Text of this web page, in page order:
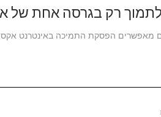
רק בגרסה אחת של
התמיכה באינטרנט אקספלורר 8 וחסכון בכסף